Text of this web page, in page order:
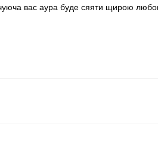
вас аура буде сяяти щирою